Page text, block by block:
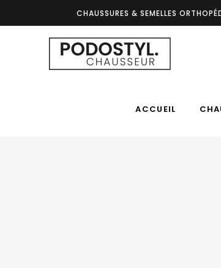
CHAUSSURES & SEMELLES
ACCUEIL